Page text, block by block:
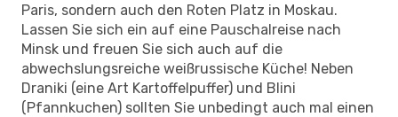
Paris, sondern auch den Roten Platz in Moskau.
Lassen Sie sich ein auf eine Pauschalreise nach
Minsk und freuen Sie sich auch auf die
abwechslungsreiche weißrussische Küche! Neben
Draniki (eine Art Kartoffelpuffer) und Blini
(Pfannkuchen) sollten Sie unbedingt auch mal einen